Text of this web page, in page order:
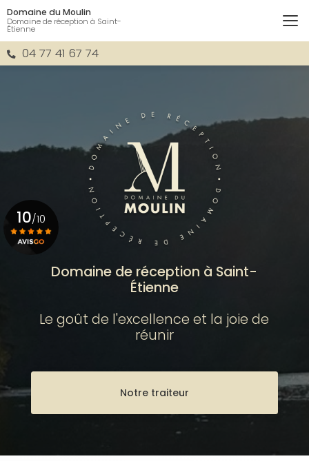
Aller
au
contenu
principal04 77 41 67 74
Domaine du Moulin
Domaine de réception à Saint-
Étienne
Domaine de réception à Saint-
Étienne
Le goût de l'excellence et la joie de
réunir
Notre traiteur
10/10